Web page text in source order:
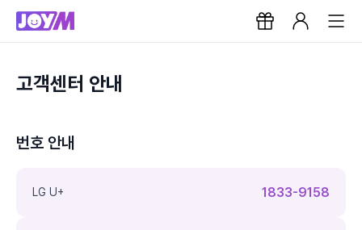
고객센터 안내
번호 안내
LG U+ 1833-9158